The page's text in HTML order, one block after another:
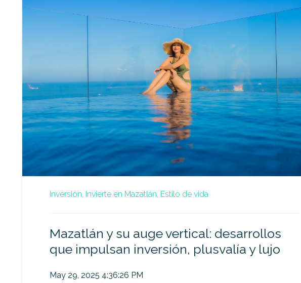
Inversión, Invierte en Mazatlán, Estilo de vida
Mazatlán y su auge vertical: desarrollos
que impulsan inversión, plusvalía y lujo
May 29, 2025 4:36:26 PM